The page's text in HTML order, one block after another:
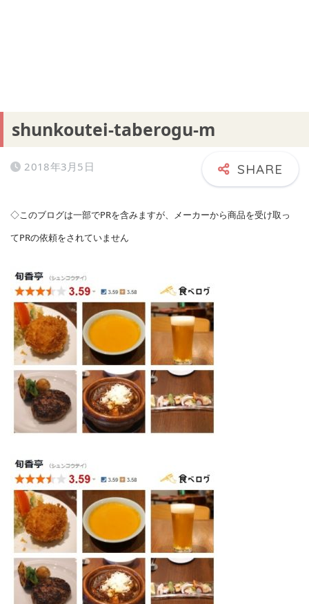
shunkoutei-taberogu-m
2018年3月5日
◇このブログは一部でPRを含みますが、メーカーから商品を受け取っ
てPRの依頼をされていません